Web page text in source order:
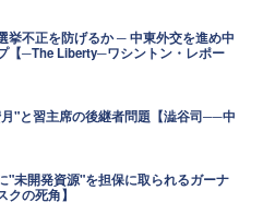
挙不正を防げるか ─ 中東外交を進め中
【─The Liberty─ワシントン・レポー
"と習主席の後継者問題【澁谷司──中
"未開発資源"を担保に取られるガーナ
の死角】